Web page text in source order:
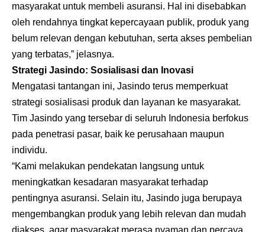
masyarakat untuk membeli asuransi. Hal ini disebabkan
oleh rendahnya tingkat kepercayaan publik, produk yang
belum relevan dengan kebutuhan, serta akses pembelian
yang terbatas,” jelasnya.
Strategi Jasindo: Sosialisasi dan Inovasi
Mengatasi tantangan ini, Jasindo terus memperkuat
strategi sosialisasi produk dan layanan ke masyarakat.
Tim Jasindo yang tersebar di seluruh Indonesia berfokus
pada penetrasi pasar, baik ke perusahaan maupun
individu.
“Kami melakukan pendekatan langsung untuk
meningkatkan kesadaran masyarakat terhadap
pentingnya asuransi. Selain itu, Jasindo juga berupaya
mengembangkan produk yang lebih relevan dan mudah
diakses, agar masyarakat merasa nyaman dan percaya